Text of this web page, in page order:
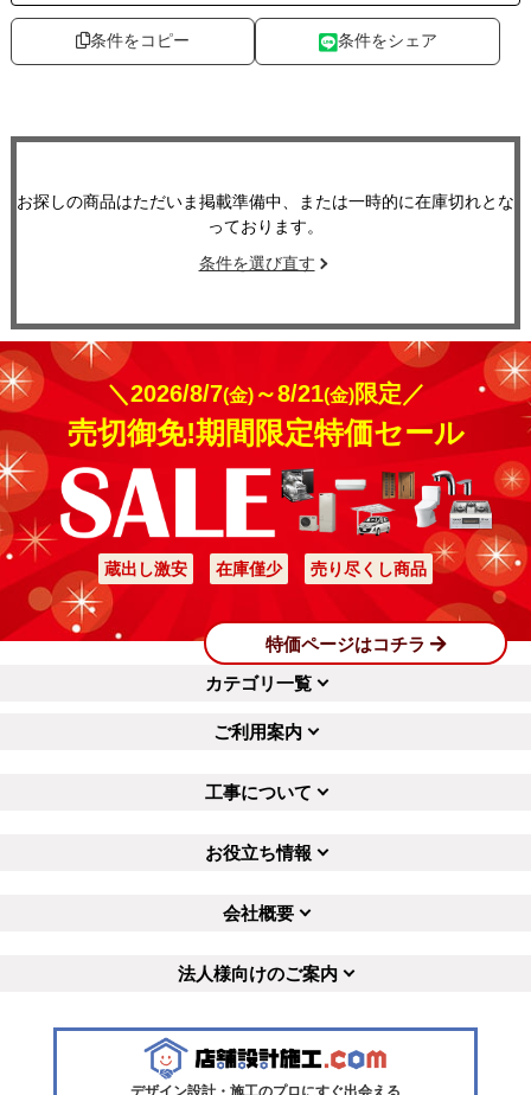
条件をコピー 条件をシェア
お探しの商品はただいま掲載準備中、または一時的に在庫切れとな
っております。
条件を選び直す
＼2026/8/7(金)～8/21(金)限定／
売切御免!期間限定特価セール
蔵出し激安 在庫僅少 売り尽くし商品
特価ページはコチラ
カテゴリ一覧
ご利用案内
工事について
お役立ち情報
会社概要
法人様向けのご案内
デザイン設計・施工のプロにすぐ出会える